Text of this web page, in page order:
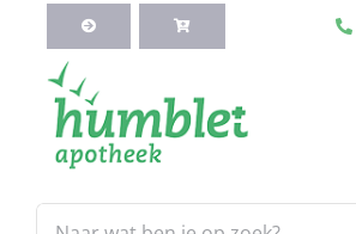
inhoud